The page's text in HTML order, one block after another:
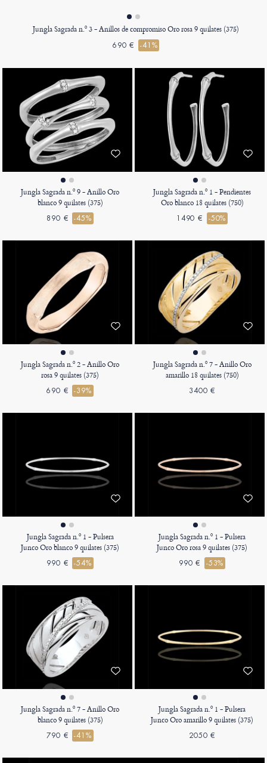
Jungla Sagrada n.º 3 - Anillos de compromiso Oro rosa 9 quilates (375)
690 € -41%
Jungla Sagrada n.º 9 - Anillo Oro
blanco 9 quilates (375)
890 € -45%
Jungla Sagrada n.º 1 - Pendientes
Oro blanco 18 quilates (750)
1490 € -50%
Jungla Sagrada n.º 2 - Anillo Oro
rosa 9 quilates (375)
690 € -39%
Jungla Sagrada n.º 7 - Anillo Oro
amarillo 18 quilates (750)
3400 €
Jungla Sagrada n.º 1 - Pulsera
Junco Oro blanco 9 quilates (375)
990 € -54%
Jungla Sagrada n.º 1 - Pulsera
Junco Oro rosa 9 quilates (375)
990 € -53%
Jungla Sagrada n.º 7 - Anillo Oro
blanco 9 quilates (375)
790 € -41%
Jungla Sagrada n.º 1 - Pulsera
Junco Oro amarillo 9 quilates (375)
2050 €